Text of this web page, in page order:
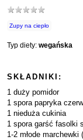
Zupy na ciepło
Typ diety: wegańska
SKŁADNIKI:
1 duży pomidor
1 spora papryka
1 nieduża cukinia
1 spora garść fasolki
1-2 młode